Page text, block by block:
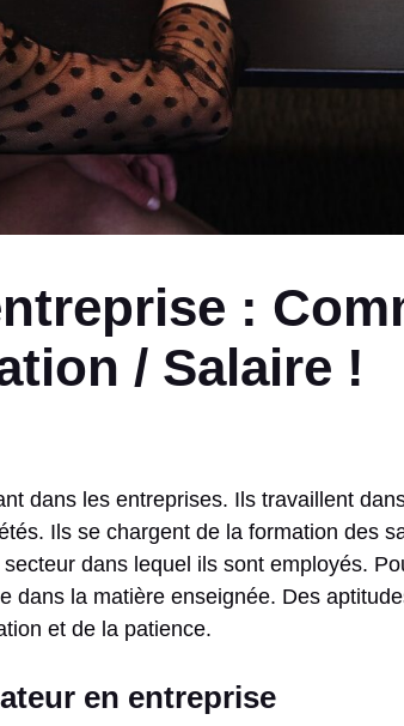
:
/ Salaire !
dans les entreprises. Ils travaillent
Ils se chargent de la formation des
dans lequel ils sont employés.
dans la matière enseignée. Des
et de la patience.
en entreprise